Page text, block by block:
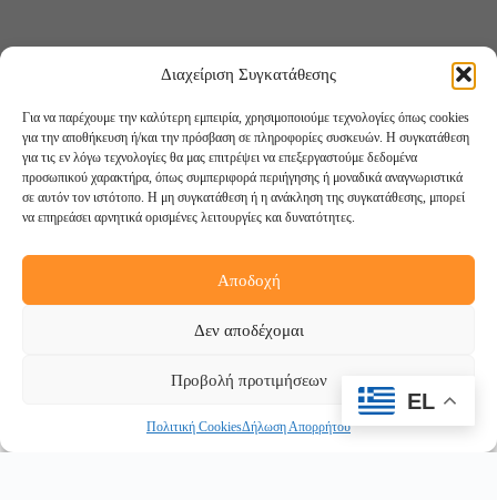
Διαχείριση Συγκατάθεσης
Για να παρέχουμε την καλύτερη εμπειρία, χρησιμοποιούμε τεχνολογίες όπως cookies
για την αποθήκευση ή/και την πρόσβαση σε πληροφορίες συσκευών. Η συγκατάθεση
για τις εν λόγω τεχνολογίες θα μας επιτρέψει να επεξεργαστούμε δεδομένα
προσωπικού χαρακτήρα, όπως συμπεριφορά περιήγησης ή μοναδικά αναγνωριστικά
σε αυτόν τον ιστότοπο. Η μη συγκατάθεση ή η ανάκληση της συγκατάθεσης, μπορεί
να επηρεάσει αρνητικά ορισμένες λειτουργίες και δυνατότητες.
Αποδοχή
Δεν αποδέχομαι
Προβολή προτιμήσεων
Πολιτική CookiesΔήλωση Απορρήτου
EL